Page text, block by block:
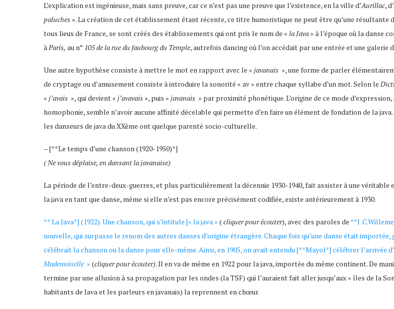
L’explication est ingénieuse, mais sans preuve, car ce n’est pas une preuve que l’existence, en la ville d’Aurillac,
paluches ». La création de cet établissement étant récente, ce titre humoristique ne peut être qu’une résultante
tous lieux de France, se sont créés des établissements qui ont pris le nom de « la Java » à l’époque où la danse
àParis, au n° 105 de la rue du faubourg du Temple, autrefois dancing où l’on accédait par une entrée et une
Une autre hypothèse consiste à mettre le mot en rapport avec le « javanais », une forme de parler
de cryptage ou d’amusement consiste à introduire la sonorité « av » entre chaque syllabe d’un mot. Selon le
« j’avais », qui devient « j’avavais », puis « javanais » par proximité phonétique. L’origine de ce mode
homophonie, semble n’avoir aucune affinité décelable qui permette d’en faire un élément de fondation de la
les danseurs de java du XXème ont quelque parenté socio-culturelle.
– [**Le temps d’une chanson (1920-1950)*]
( Ne vous déplaise, en dansant la javanaise)
La période de l’entre-deux-guerres, et plus particulièrement la décennie 1930-1940, fait assister à une
la java en tant que danse, même si elle n’est pas encore précisément codifiée, existe antérieurement à 1930.
** La Java*] (1922). Une chanson, qui s’intitule [« la java » (cliquer pour écouter), avec des paroles de **J
nouvelle, qui surpasse le renom des autres danses d’origine étrangère. Chaque fois qu’une danse était
célébrait la chanson ou la danse pour elle-même. Ainsi, en 1905, on avait entendu [**Mayol*] célébrer l’arrivée
Mademoiselle » (cliquer pour écouter). Il en va de même en 1922 pour la java, importée du même continent. De
termine par une allusion à sa propagation par les ondes (la TSF) qui l’auraient fait aller jusqu’aux « îles de la
habitants de Java et les parleurs en javanais) la reprennent en chœur.